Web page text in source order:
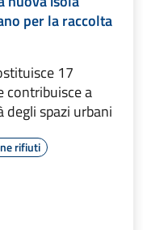
per la raccolta
17
contribuisce a
spazi urbani
rifiuti